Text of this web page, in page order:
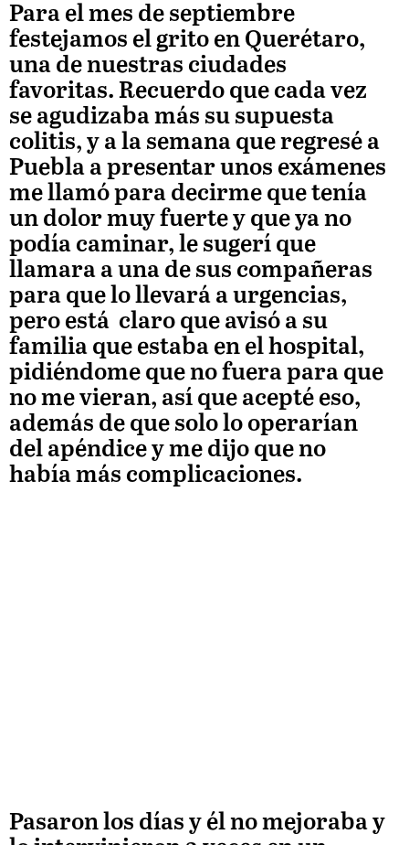
Para el mes de septiembre
festejamos el grito en Querétaro,
una de nuestras ciudades
favoritas. Recuerdo que cada vez
se agudizaba más su supuesta
colitis, y a la semana que regresé a
Puebla a presentar unos exámenes
me llamó para decirme que tenía
un dolor muy fuerte y que ya no
podía caminar, le sugerí que
llamara a una de sus compañeras
para que lo llevará a urgencias,
pero está claro que avisó a su
familia que estaba en el hospital,
pidiéndome que no fuera para que
no me vieran, así que acepté eso,
además de que solo lo operarían
del apéndice y me dijo que no
había más complicaciones.
Pasaron los días y él no mejoraba y